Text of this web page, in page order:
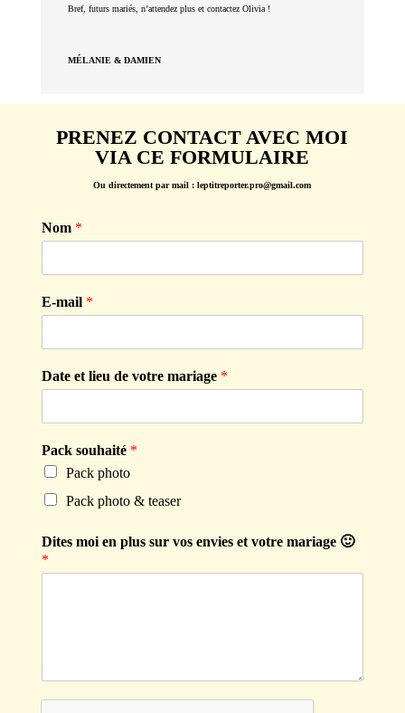
Bref, futurs mariés, n’attendez plus et contactez Olivia !
MÉLANIE & DAMIEN
PRENEZ CONTACT AVEC MOI
VIA CE FORMULAIRE
Ou directement par mail : leptitreporter.pro@gmail.com
Nom *
E-mail *
Date et lieu de votre mariage *
Pack souhaité *
Pack photo
Pack photo & teaser
Dites moi en plus sur vos envies et votre mariage 🙂
*